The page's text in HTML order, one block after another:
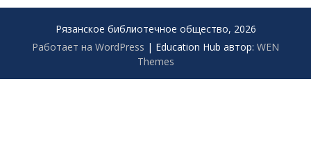
Рязанское библиотечное общество, 2026
Работает на WordPress | Education Hub автор: WEN
Themes